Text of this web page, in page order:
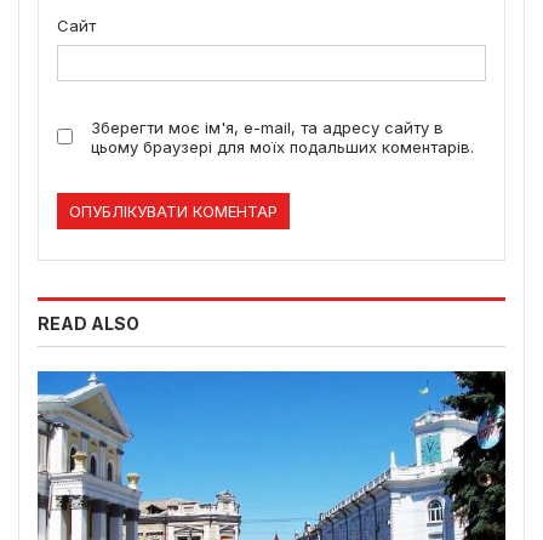
Сайт
Зберегти моє ім'я, e-mail, та адресу сайту в
цьому браузері для моїх подальших коментарів.
READ ALSO